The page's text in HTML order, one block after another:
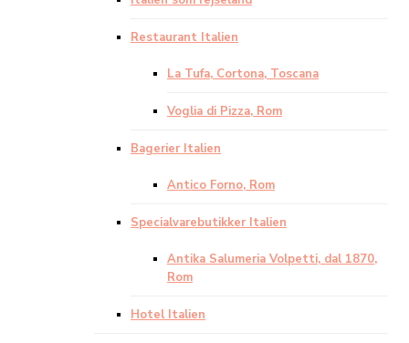
Restaurant Italien
La Tufa, Cortona, Toscana
Voglia di Pizza, Rom
Bagerier Italien
Antico Forno, Rom
Specialvarebutikker Italien
Antika Salumeria Volpetti, dal 1870,
Rom
Hotel Italien